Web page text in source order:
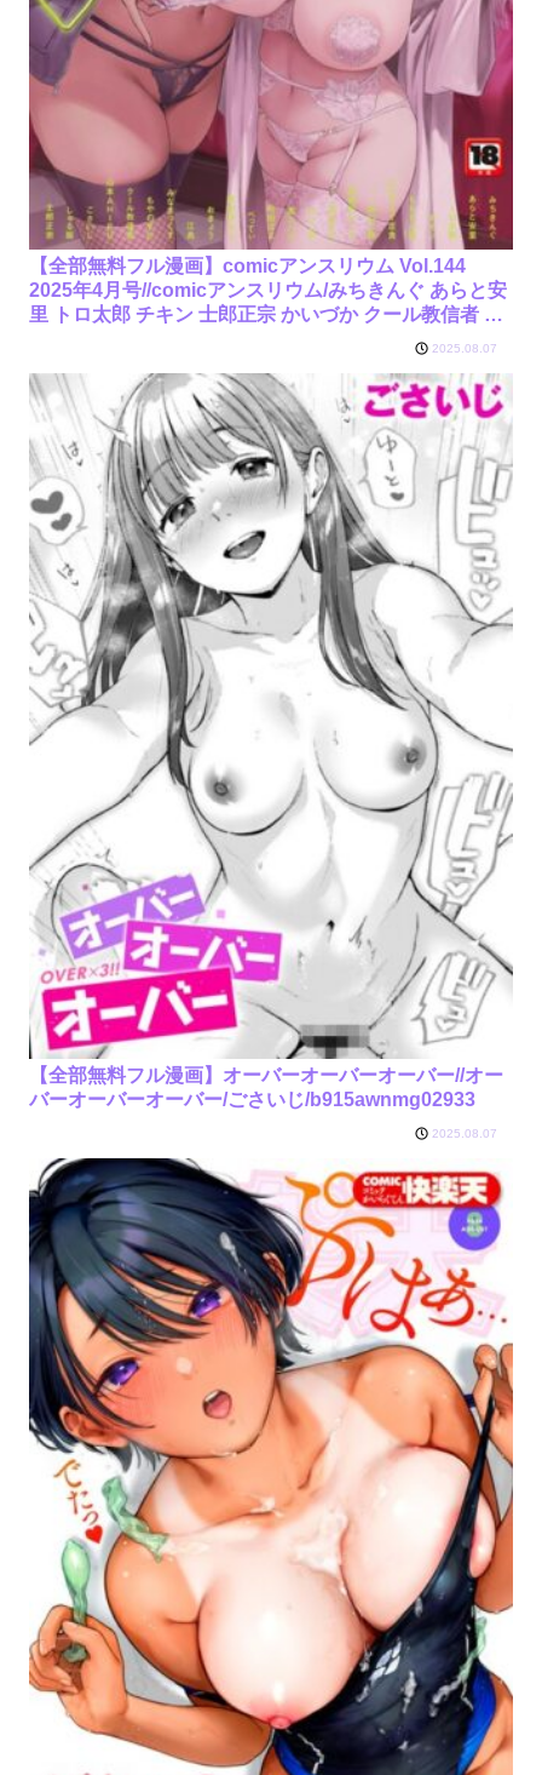
【全部無料フル漫画】comicアンスリウム Vol.144
2025年4月号//comicアンスリウム/みちきんぐ あらと安
里 トロ太郎 チキン 士郎正宗 かいづか クール教信者 お
きょう べってぃ 山本AHIRU ももずみ純 江鳥 ごさいじ
路 町田ぽよ しゅる版 みなまっくす 真中野さし もやの
すけ/k568agotp08880
2025.08.07
【全部無料フル漫画】オーバーオーバーオーバー//オー
バーオーバーオーバー/ごさいじ/b915awnmg02933
2025.08.07